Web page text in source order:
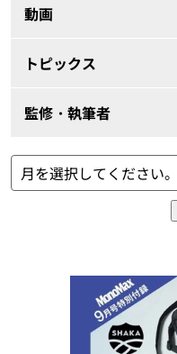
動画
トピックス
監修・執筆者